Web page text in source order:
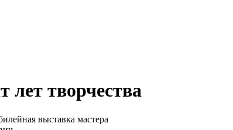
лет творчества
выставка мастера